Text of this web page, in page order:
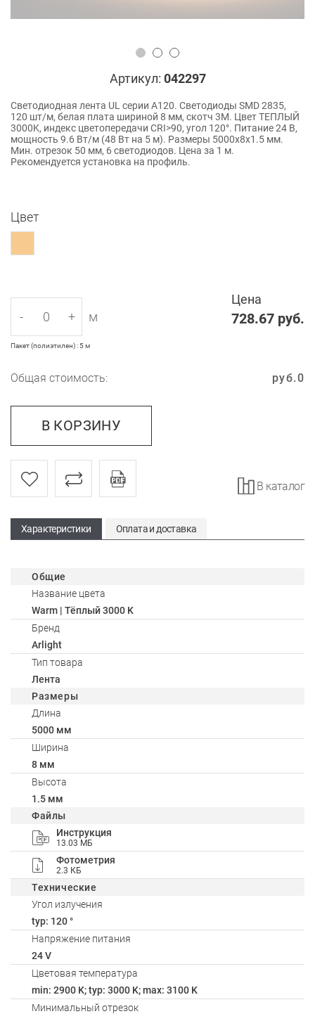
Артикул: 042297
Светодиодная лента UL серии A120. Светодиоды SMD 2835,
120 шт/м, белая плата шириной 8 мм, скотч 3M. Цвет ТЕПЛЫЙ
3000K, индекс цветопередачи CRI>90, угол 120°. Питание 24 В,
мощность 9.6 Вт/м (48 Вт на 5 м). Размеры 5000x8x1.5 мм.
Мин. отрезок 50 мм, 6 светодиодов. Цена за 1 м.
Рекомендуется установка на профиль.
Цвет
Цена
728.67 руб.
- + м
Пакет (полиэтилен) : 5 м
Общая стоимость: 0
руб.
В КОРЗИНУ
В каталог
Характеристики Оплата и доставка
Общие
Название цвета
Warm | Тёплый 3000 K
Бренд
Arlight
Тип товара
Лента
Размеры
Длина
5000 мм
Ширина
8 мм
Высота
1.5 мм
Файлы
Инструкция
13.03 МБ
Фотометрия
2.3 КБ
Технические
Угол излучения
typ: 120 °
Напряжение питания
24 V
Цветовая температура
min: 2900 K; typ: 3000 K; max: 3100 K
Минимальный отрезок